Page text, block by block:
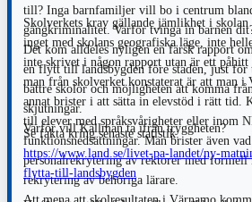
till? Inga barnfamiljer vill bo i centrum
gängkriminalitet. Varför tvinga in barnen
Det kom alldeles nyligen en färsk rapport
en flytt till landsbygden före staden, just för
bättre skolor och möjligheten att komma
skjutningar.
Varför vill Källman ta ifrån tryggheten?
Skolverkets krav gällande jämlikhet i
inget med skolans geografiska läge, inte
inte skrivet i någon rapport utan är ett
man från skolverket konstaterat är att man i
annat brister i att sätta in elevstöd i rätt tid.
till elever med språksvårigheter eller inom
funktionsnedsättningar. Man brister även
personalrekrytering av rektorer med formell
rekrytering av behöriga lärare.
Se fakta kring senaste statistik:
https://www.land.se/livet-pa-landet/ny-
flytta-till-landsbygden